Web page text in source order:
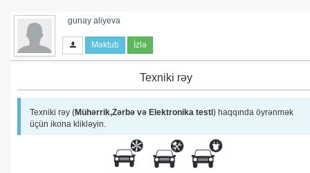
gunay aliyeva
Məktub İzlə
Texniki rəy
Texniki rəy (Mühərrik,Zərbə və Elektronika testi) haqqında öyrənmək
üçün ikona klikləyin.